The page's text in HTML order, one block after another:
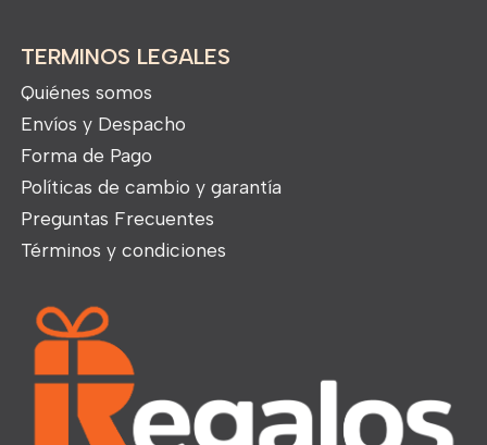
TERMINOS LEGALES
Quiénes somos
Envíos y Despacho
Forma de Pago
Políticas de cambio y garantía
Preguntas Frecuentes
Términos y condiciones